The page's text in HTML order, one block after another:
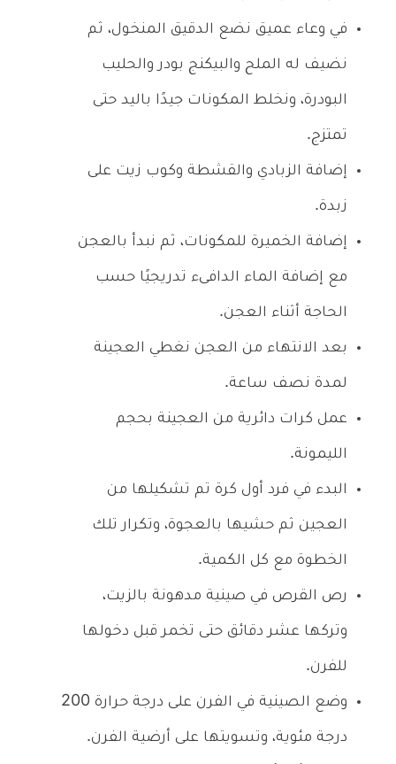
في وعاء عميق نضع الدقيق المنخول، ثم
نضيف له الملح والبيكنج بودر والحليب
البودرة، ونخلط المكونات جيدًا باليد حتى
تمتزج.
إضافة الزبادي والقشطة وكوب زيت على
زبدة.
إضافة الخميرة للمكونات، ثم نبدأ بالعجن
مع إضافة الماء الدافىء تدريجيًا حسب
الحاجة أثناء العجن.
بعد الانتهاء من العجن نغطي العجينة
لمدة نصف ساعة.
عمل كرات دائرية من العجينة بحجم
الليمونة.
البدء في فرد أول كرة تم تشكيلها من
العجين ثم حشيها بالعجوة، وتكرار تلك
الخطوة مع كل الكمية.
رص القرص في صينية مدهونة بالزيت،
وتركها عشر دقائق حتى تخمر قبل دخولها
للفرن.
وضع الصينية في الفرن على درجة حرارة 200
درجة مئوية، وتسويتها على أرضية الفرن.